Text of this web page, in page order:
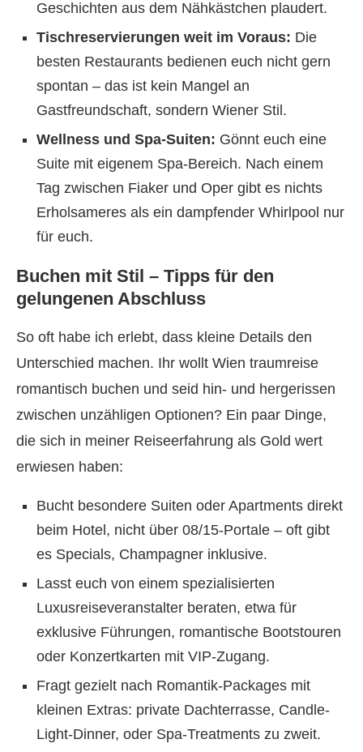
Geschichten aus dem Nähkästchen plaudert.
Tischreservierungen weit im Voraus: Die
besten Restaurants bedienen euch nicht gern
spontan – das ist kein Mangel an
Gastfreundschaft, sondern Wiener Stil.
Wellness und Spa-Suiten: Gönnt euch eine
Suite mit eigenem Spa-Bereich. Nach einem
Tag zwischen Fiaker und Oper gibt es nichts
Erholsameres als ein dampfender Whirlpool nur
für euch.
Buchen mit Stil – Tipps für den
gelungenen Abschluss
So oft habe ich erlebt, dass kleine Details den
Unterschied machen. Ihr wollt Wien traumreise
romantisch buchen und seid hin- und hergerissen
zwischen unzähligen Optionen? Ein paar Dinge,
die sich in meiner Reiseerfahrung als Gold wert
erwiesen haben:
Bucht besondere Suiten oder Apartments direkt
beim Hotel, nicht über 08/15-Portale – oft gibt
es Specials, Champagner inklusive.
Lasst euch von einem spezialisierten
Luxusreiseveranstalter beraten, etwa für
exklusive Führungen, romantische Bootstouren
oder Konzertkarten mit VIP-Zugang.
Fragt gezielt nach Romantik-Packages mit
kleinen Extras: private Dachterrasse, Candle-
Light-Dinner, oder Spa-Treatments zu zweit.